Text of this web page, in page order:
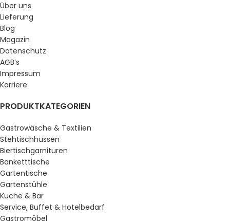
Über uns
Lieferung
Blog
Magazin
Datenschutz
AGB’s
Impressum
Karriere
PRODUKTKATEGORIEN
Gastrowäsche & Textilien
Stehtischhussen
Biertischgarnituren
Banketttische
Gartentische
Gartenstühle
Küche & Bar
Service, Buffet & Hotelbedarf
Gastromöbel